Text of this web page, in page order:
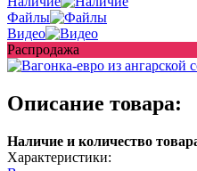
Файлы
Видео
Распродажа
Описание товара:
Наличие и количество
Характеристики: